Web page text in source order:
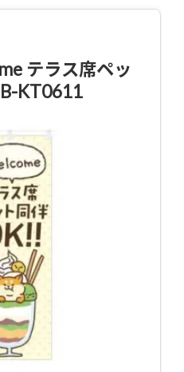
テラス席ペッ
KT0611